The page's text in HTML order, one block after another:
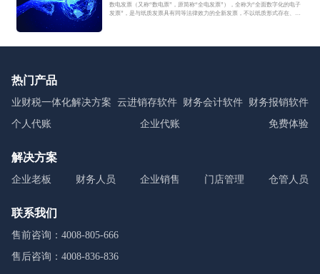
数电发票（又称“数电票”，原简称“全电发票”），全称为“全面数字化的电子
发票”，是与纸质发票具有同等法律效力的全新发票，不以纸质形式存在、不
热门产品
业财税一体化解决方案 云进销存软件 财务会计软件 财务报销软件
个人代账
企业代账 免费体验
解决方案
企业老板 财务人员 企业销售 门店管理 仓管人员
联系我们
售前咨询：4008-805-666
售后咨询：4008-836-836